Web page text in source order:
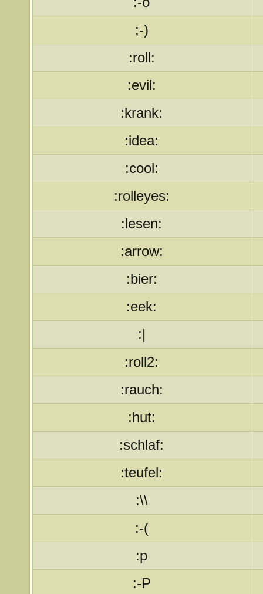
;-)
:roll:
:evil:
:krank:
:idea:
:cool:
:rolleyes:
:lesen:
:arrow:
:bier:
:eek:
:|
:roll2:
:rauch:
:hut:
:schlaf:
:teufel:
:\\
:-(
:p
:-P